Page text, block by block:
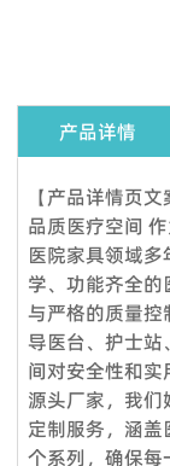
产品详情
【产品详情页
品质医疗空间
医院家具领域
学、功能齐全
与严格的质量
导医台、护士
间对安全性和
源头厂家，我
定制服务，涵
个系列，确保
360度服务：
VOUPLUS组建了
供完善的服务和
Q1. 我可以
是的，我们欢迎
受的。但考虑到
的文件，以作为
Q2.我可以参
当然，我们的工
公里。如果您想
观我们的工厂外
Q3.你们工厂